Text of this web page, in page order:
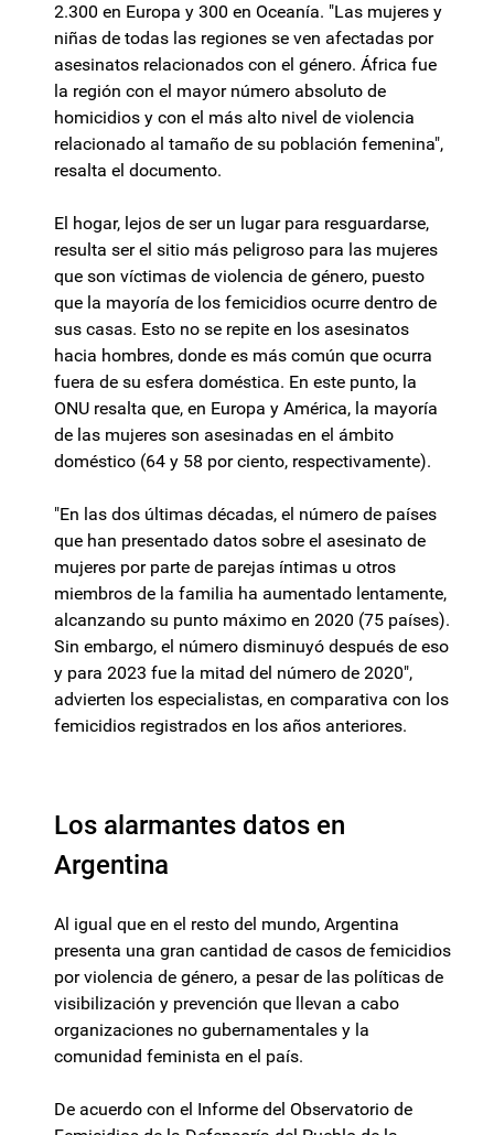
2.300 en Europa y 300 en Oceanía. "Las mujeres y
niñas de todas las regiones se ven afectadas por
asesinatos relacionados con el género. África fue
la región con el mayor número absoluto de
homicidios y con el más alto nivel de violencia
relacionado al tamaño de su población femenina",
resalta el documento.
El hogar, lejos de ser un lugar para resguardarse,
resulta ser el sitio más peligroso para las mujeres
que son víctimas de violencia de género, puesto
que la mayoría de los femicidios ocurre dentro de
sus casas. Esto no se repite en los asesinatos
hacia hombres, donde es más común que ocurra
fuera de su esfera doméstica. En este punto, la
ONU resalta que, en Europa y América, la mayoría
de las mujeres son asesinadas en el ámbito
doméstico (64 y 58 por ciento, respectivamente).
"En las dos últimas décadas, el número de países
que han presentado datos sobre el asesinato de
mujeres por parte de parejas íntimas u otros
miembros de la familia ha aumentado lentamente,
alcanzando su punto máximo en 2020 (75 países).
Sin embargo, el número disminuyó después de eso
y para 2023 fue la mitad del número de 2020",
advierten los especialistas, en comparativa con los
femicidios registrados en los años anteriores.
Los alarmantes datos en
Argentina
Al igual que en el resto del mundo, Argentina
presenta una gran cantidad de casos de femicidios
por violencia de género, a pesar de las políticas de
visibilización y prevención que llevan a cabo
organizaciones no gubernamentales y la
comunidad feminista en el país.
De acuerdo con el Informe del Observatorio de